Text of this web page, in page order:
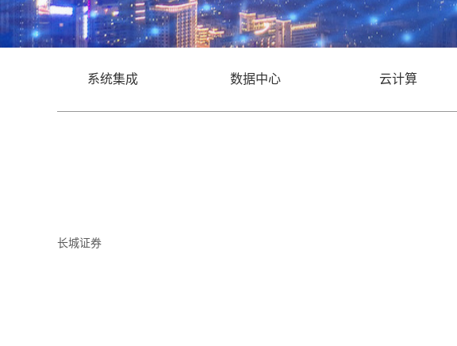
系统集成 数据中心 云计算
长城证券